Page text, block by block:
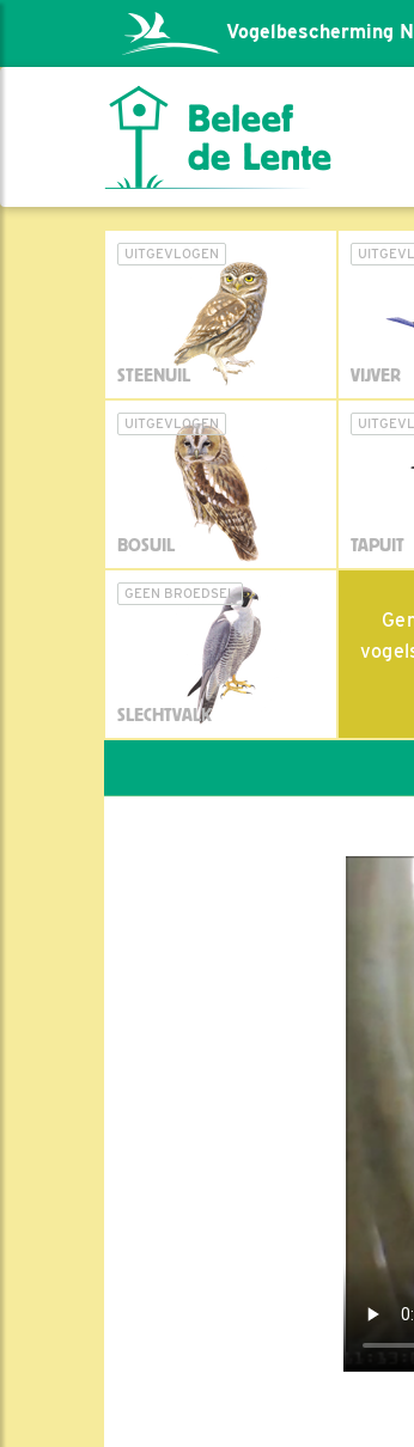
Vogelbescherming
UITGEVLOGEN
STEENUIL VIJVER
UITGEVLOGEN
BOSUIL TAPUIT
GEEN BROEDSEL
SLECHTVALK